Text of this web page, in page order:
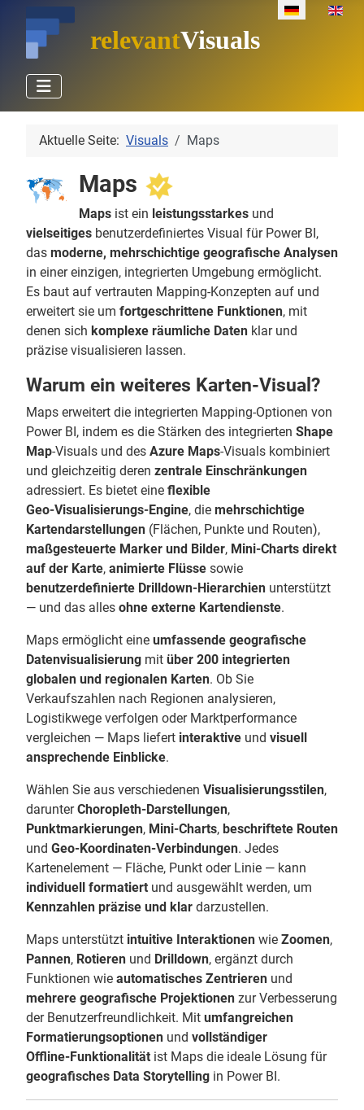
Sprache
relevantVisuals
Aktuelle Seite: Visuals Maps
Maps
Maps ist ein leistungsstarkes und
vielseitiges benutzerdefiniertes Visual für Power BI,
das moderne, mehrschichtige geografische Analysen
in einer einzigen, integrierten Umgebung ermöglicht.
Es baut auf vertrauten Mapping‑Konzepten auf und
erweitert sie um fortgeschrittene Funktionen, mit
denen sich komplexe räumliche Daten klar und
präzise visualisieren lassen.
Warum ein weiteres Karten‑Visual?
Maps erweitert die integrierten Mapping‑Optionen von
Power BI, indem es die Stärken des integrierten Shape
Map‑Visuals und des Azure Maps‑Visuals kombiniert
und gleichzeitig deren zentrale Einschränkungen
adressiert. Es bietet eine flexible
Geo‑Visualisierungs‑Engine, die mehrschichtige
Kartendarstellungen (Flächen, Punkte und Routen),
maßgesteuerte Marker und Bilder, Mini‑Charts direkt
auf der Karte, animierte Flüsse sowie
benutzerdefinierte Drilldown‑Hierarchien unterstützt
— und das alles ohne externe Kartendienste.
Maps ermöglicht eine umfassende geografische
Datenvisualisierung mit über 200 integrierten
globalen und regionalen Karten. Ob Sie
Verkaufszahlen nach Regionen analysieren,
Logistikwege verfolgen oder Marktperformance
vergleichen — Maps liefert interaktive und visuell
ansprechende Einblicke.
Wählen Sie aus verschiedenen Visualisierungsstilen,
darunterChoropleth‑Darstellungen,
Punktmarkierungen, Mini‑Charts, beschriftete Routen
und Geo‑Koordinaten‑Verbindungen. Jedes
Kartenelement — Fläche, Punkt oder Linie — kann
individuell formatiert und ausgewählt werden, um
Kennzahlen präzise und klar darzustellen.
Maps unterstützt intuitive Interaktionen wie Zoomen,
Pannen, Rotieren und Drilldown, ergänzt durch
Funktionen wie automatisches Zentrieren und
mehrere geografische Projektionen zur Verbesserung
der Benutzerfreundlichkeit. Mit umfangreichen
Formatierungsoptionen und vollständiger
Offline‑Funktionalität ist Maps die ideale Lösung für
geografisches Data Storytelling in Power BI.